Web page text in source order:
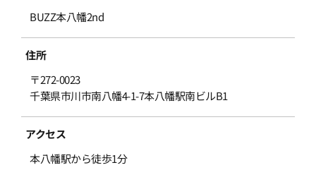
BUZZ本八幡2nd
住所
〒272-0023
千葉県市川市南八幡4-1-7本八幡駅南ビルB1
アクセス
本八幡駅から徒歩1分